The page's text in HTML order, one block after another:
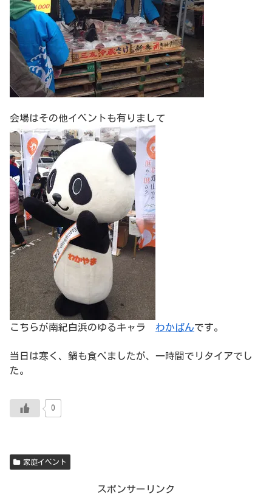
会場はその他イベントも有りまして
こちらが南紀白浜のゆるキャラ わかぱんです。
当日は寒く、鍋も食べましたが、一時間でリタイアでし
た。
0
家庭イベント
スポンサーリンク